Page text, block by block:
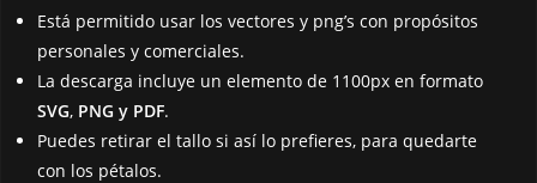
Está permitido usar los vectores y png’s con propósitos
personales y comerciales.
La descarga incluye un elemento de 1100px en formato
SVG, PNG y PDF.
Puedes retirar el tallo si así lo prefieres, para quedarte
con los pétalos.